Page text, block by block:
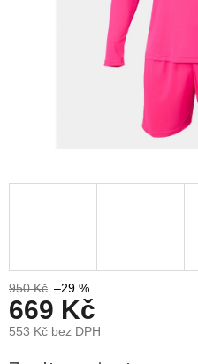
950 Kč –29 %
669 Kč
553 Kč bez DPH